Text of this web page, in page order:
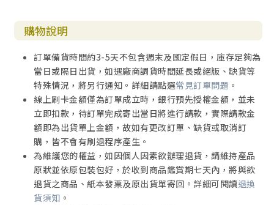
購物說明
訂單備貨時間約3-5天不包含週末及國定假日，庫存足夠為
當日或隔日出貨，如遇廠商調貨時間延長或絕版、缺貨等
特殊情況，將另行通知。詳細請點選常見訂單問題 。
線上刷卡金額僅為訂單成立時，銀行預先授權金額，並未
立即扣款，待訂單完成寄出當日將進行請款，實際請款金
額即為出貨單上金額，故如有更改訂單、缺貨或取消訂
購，皆不會有刷退程序產生。
為維護您的權益，如因個人因素欲辦理退貨，請維持產品
原狀並依原包裝包好，於收到商品鑑賞期七天內，將與欲
退貨之商品、紙本發票及原出貨單寄回。詳細可閱讀退換
貨須知 。